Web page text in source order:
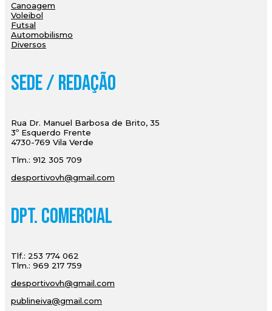
Canoagem
Voleibol
Futsal
Automobilismo
Diversos
Sede / Redação
Rua Dr. Manuel Barbosa de Brito, 35
3º Esquerdo Frente
4730-769 Vila Verde
Tlm.: 912 305 709
desportivovh@gmail.com
Dpt. Comercial
Tlf.: 253 774 062
Tlm.: 969 217 759
desportivovh@gmail.com
publineiva@gmail.com